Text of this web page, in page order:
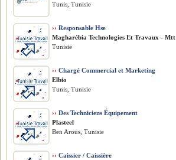
Tunis, Tunisie
›› Responsable Hse
Magharébia Technologies Et Travaux - Mtt
Tunisie
›› Chargé Commercial et Marketing
Elbio
Tunis, Tunisie
›› Des Techniciens Équipement
Plasteel
Ben Arous, Tunisie
›› Caissier / Caissière